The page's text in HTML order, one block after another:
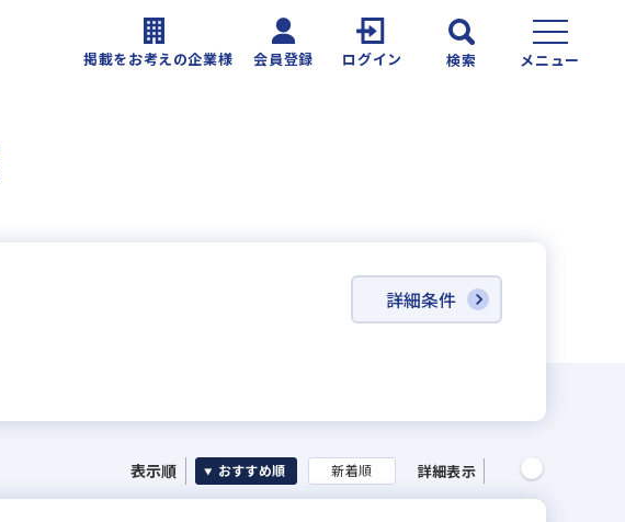
掲載をお考えの企業様 会員登録 ログイン 検索 メニュー
詳細条件
表示順 おすすめ順 新着順 詳細表示